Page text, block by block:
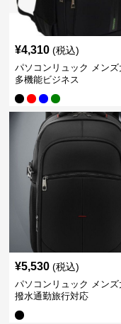
¥4,310 (税込)
パソコンリュック メンズ
多機能ビジネス
¥5,530 (税込)
パソコンリュック メンズ
撥水通勤旅行対応